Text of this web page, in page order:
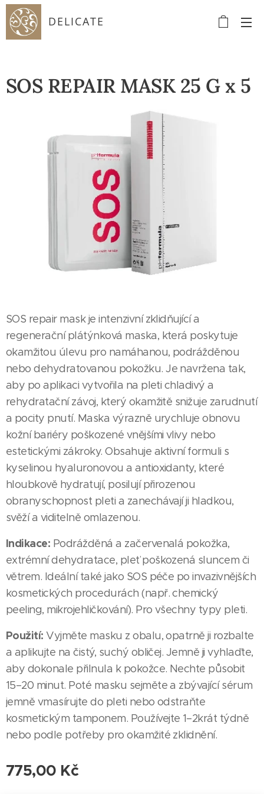
DELICATE
SOS REPAIR MASK 25 G x 5
SOS repair mask je intenzivní zklidňující a
regenerační plátýnková maska, která poskytuje
okamžitou úlevu pro namáhanou, podrážděnou
nebo dehydratovanou pokožku. Je navržena tak,
aby po aplikaci vytvořila na pleti chladivý a
rehydratační závoj, který okamžitě snižuje zarudnutí
a pocity pnutí. Maska výrazně urychluje obnovu
kožní bariéry poškozené vnějšími vlivy nebo
estetickými zákroky. Obsahuje aktivní formuli s
kyselinou hyaluronovou a antioxidanty, které
hloubkově hydratují, posilují přirozenou
obranyschopnost pleti a zanechávají ji hladkou,
svěží a viditelně omlazenou.
Indikace: Podrážděná a začervenalá pokožka,
extrémní dehydratace, pleť poškozená sluncem či
větrem. Ideální také jako SOS péče po invazivnějších
kosmetických procedurách (např. chemický
peeling, mikrojehličkování). Pro všechny typy pleti.
Použití: Vyjměte masku z obalu, opatrně ji rozbalte
a aplikujte na čistý, suchý obličej. Jemně ji vyhlaďte,
aby dokonale přilnula k pokožce. Nechte působit
15–20 minut. Poté masku sejměte a zbývající sérum
jemně vmasírujte do pleti nebo odstraňte
kosmetickým tamponem. Používejte 1–2krát týdně
nebo podle potřeby pro okamžité zklidnění.
775,00 Kč